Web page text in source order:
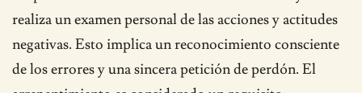
realiza un examen personal de las acciones y actitudes
negativas. Esto implica un reconocimiento consciente
de los errores y una sincera petición de perdón. El